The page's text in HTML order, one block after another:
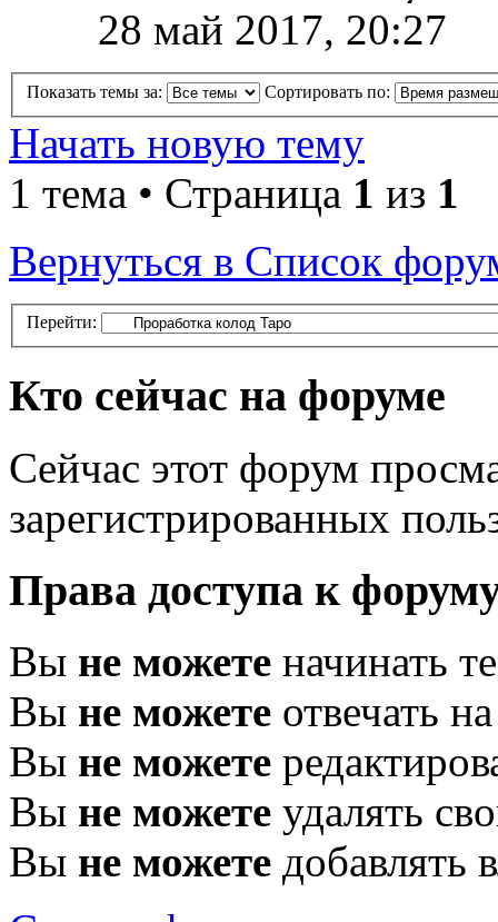
28 май 2017, 20:27
Показать темы за: Сортировать по:
Начать новую тему
1 тема • Страница 1 из 1
Вернуться в Список
Перейти:
Кто сейчас на форуме
Сейчас этот форум
зарегистрированных
Права доступа к
Вы не можете начинать
Вы не можете отвечать
Вы не можете
Вы не можете удалять
Вы не можете добавлять